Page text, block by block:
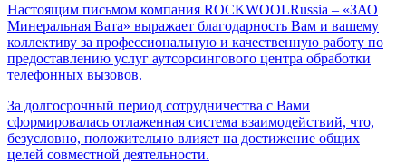
Настоящим письмом компания ROCKWOOLRussia – «ЗАО
Минеральная Вата» выражает благодарность Вам и вашему
коллективу за профессиональную и качественную работу по
предоставлению услуг аутсорсингового центра обработки
телефонных вызовов.
За долгосрочный период сотрудничества с Вами
сформировалась отлаженная система взаимодействий, что,
безусловно, положительно влияет на достижение общих
целей совместной деятельности.